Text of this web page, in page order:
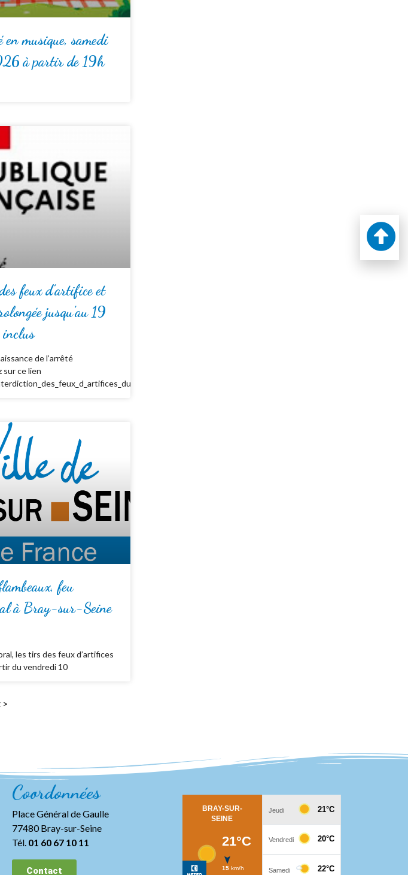
en musique, samedi
à partir de 19h
feux d’artifice et
jusqu’au 19
de l’arrêté
sur ce lien
feu
à Bray-sur-Seine
les tirs des feux d’artifices
du vendredi 10
>
Coordonnées
Place Général de Gaulle
77480 Bray-sur-Seine
Tél. 01 60 67 10 11
Contact